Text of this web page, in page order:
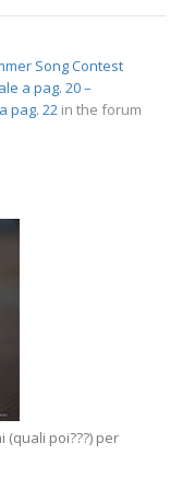
Song Contest
a pag. 20 –
pag. 22 in the forum
(quali poi???) per